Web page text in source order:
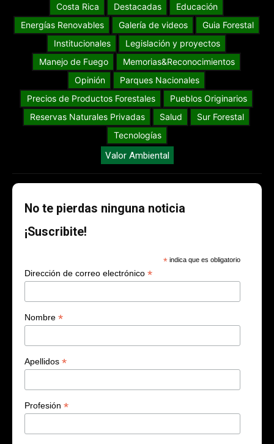
Costa Rica
Destacadas
Educación
Energías Renovables
Galería de videos
Guia Forestal
Institucionales
Legislación y proyectos
Manejo de Fuego
Memorias&Reconocimientos
Opinión
Parques Nacionales
Precios de Productos Forestales
Pueblos Originarios
Reservas Naturales Privadas
Salud
Sur Forestal
Tecnologías
Valor Ambiental
No te pierdas ninguna noticia
¡Suscribite!
* indica que es obligatorio
Dirección de correo electrónico *
Nombre *
Apellidos *
Profesión *